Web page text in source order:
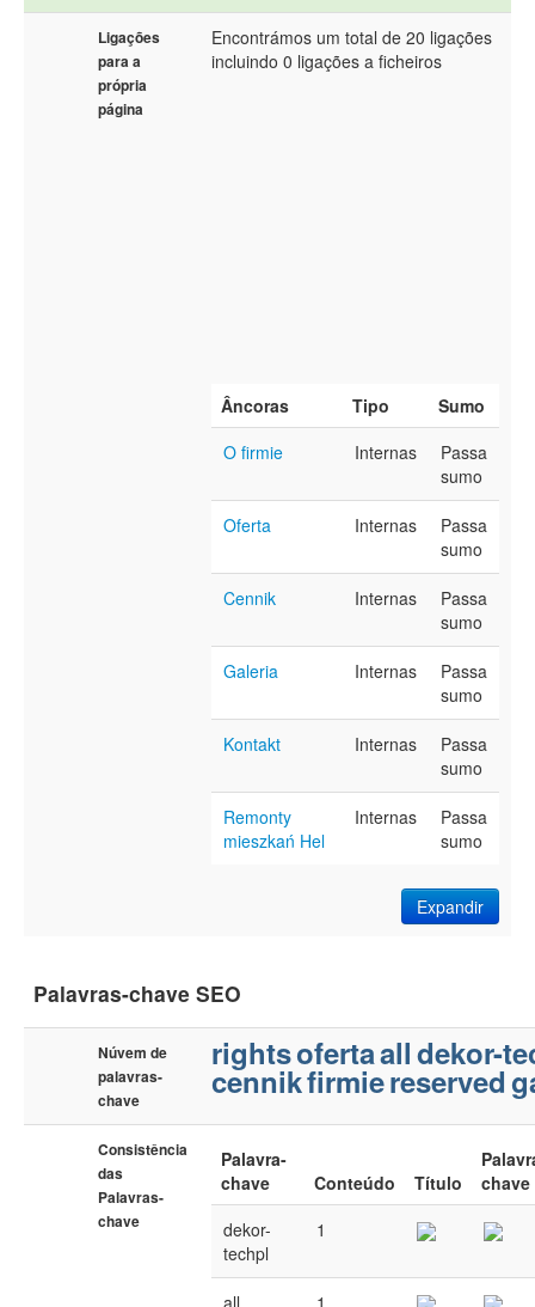
Ligações
para a
própria
página
Encontrámos um total de 20 ligações
incluindo 0 ligações a ficheiros
Âncoras Tipo
Sumo
O firmie
Internas
Passa
sumo
Oferta Internas
Passa
sumo
Cennik Internas
Passa
sumo
Galeria Internas
Passa
sumo
Kontakt Internas
Passa
sumo
Remonty
mieszkań Hel
Internas
Passa
sumo
Expandir
Palavras-chave SEO
Núvem de
palavras-
chave
rightsofertaalldekor-
cennikfirmiereserved
Consistência
das
Palavras-
chave
Palavra-
chave
Conteúdo Título
chave
dekor-
techpl
1
all 1